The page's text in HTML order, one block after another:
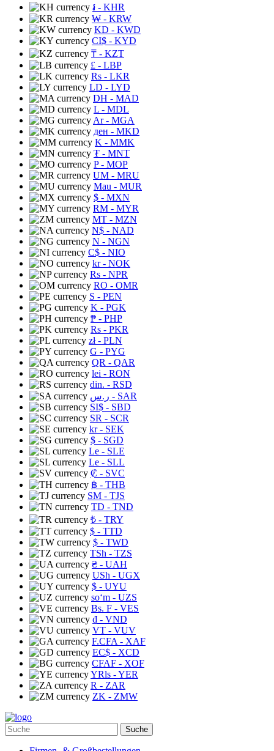
៛ - KHR
₩ - KRW
KD - KWD
CI$ - KYD
₸ - KZT
£ - LBP
Rs - LKR
LD - LYD
DH - MAD
L - MDL
Ar- MGA
ден - MKD
K - MMK
₮ - MNT
P- MOP
UM - MRU
Mau - MUR
$ - MXN
RM - MYR
MT - MZN
N$ - NAD
N - NGN
C$ - NIO
kr- NOK
Rs - NPR
RO - OMR
S - PEN
K - PGK
₱ - PHP
Rs - PKR
zł- PLN
G - PYG
QR - QAR
lei - RON
din. - RSD
ر.س - SAR
SI$ - SBD
SR - SCR
kr- SEK
$ - SGD
Le - SLE
Le - SLL
₡ - SVC
฿ - THB
ЅМ - TJS
TD - TND
₺ - TRY
$ - TTD
$ - TWD
TSh - TZS
₴ - UAH
USh - UGX
$ - UYU
soʻm - UZS
Bs. F - VES
₫ - VND
VT - VUV
F.CFA - XAF
EC$ - XCD
CFAF - XOF
YRls - YER
R - ZAR
ZK - ZMW
Suche